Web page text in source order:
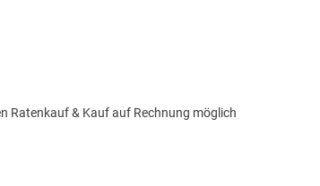
Ratenkauf & Kauf auf Rechnung möglich